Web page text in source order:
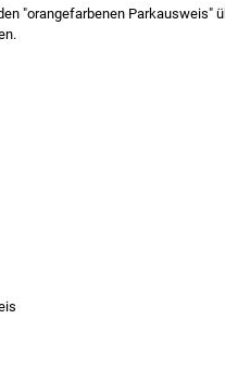
"orangefarbenen Parkausweis"